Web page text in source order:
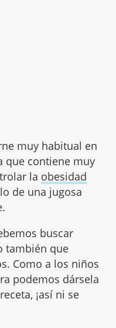
muy habitual en
que contiene muy
la obesidad
de una jugosa
buscar
también que
Como a los niños
podemos dársela
¡así ni se